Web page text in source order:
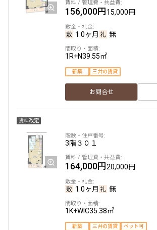
156,000円15,000円
1.0ヶ月 無
1R+N39.55㎡
新築 三井の賃貸
お問合せ
賃料改定
3階３０１
164,000円20,000円
1.0ヶ月 無
1K+WIC35.38㎡
新築 三井の賃貸 ペット可